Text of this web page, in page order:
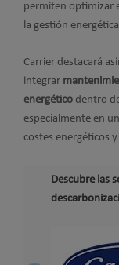
permiten optimizar
la gestión
Carrier destacará
integrar
energético dentro
especialmente en
costes energéticos
Descubre las